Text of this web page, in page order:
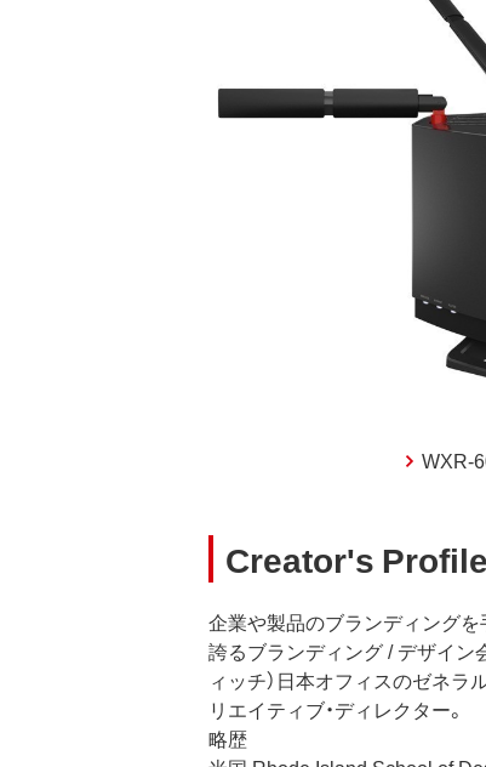
WXR-
Creator's Profile
企業や製品のブランディング
誇るブランディング / デザイン
ィッチ）日本オフィスのゼネラ
リエイティブ・ディレクター。
略歴